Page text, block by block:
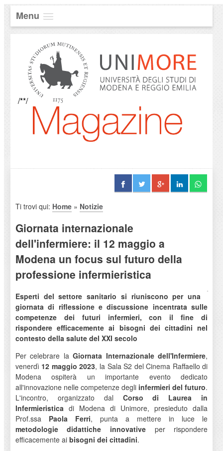
Menu
/**/
Ti trovi qui: Home» Notizie
Giornata internazionale
dell'infermiere: il 12 maggio a
Modena un focus sul futuro della
professione infermieristica
Esperti del settore sanitario si riuniscono per una
giornata di riflessione e discussione incentrata sulle
competenze dei futuri infermieri, con il fine di
rispondere efficacemente ai bisogni dei cittadini nel
contesto della salute del XXI secolo
Per celebrare laGiornata Internazionale dell'Infermiere,
venerdì 12 maggio 2023, la Sala S2 del Cinema Raffaello di
Modena ospiterà un importante evento dedicato
all'innovazione nelle competenze degli infermieri del futuro.
L'incontro, organizzato dal Corso di Laurea in
Infermieristica di Modena di Unimore, presieduto dalla
Prof.ssa Paola Ferri, punta a mettere in luce le
metodologie didattiche innovative per rispondere
efficacemente ai bisogni dei cittadini.